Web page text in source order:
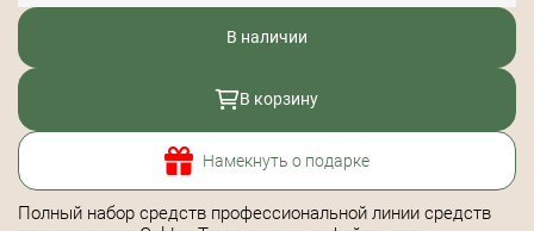
В наличии
В корзину
Намекнуть о подарке
Полный набор средств профессиональной линии средств